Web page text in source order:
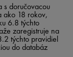
s doručovacou
ako 18 rokov,
6.8 týchto
zaregistruje na
týchto pravidiel
do databáz